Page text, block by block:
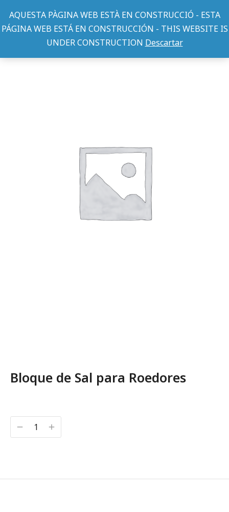
AQUESTA PÀGINA WEB ESTÀ EN CONSTRUCCIÓ - ESTA
PÁGINA WEB ESTÁ EN CONSTRUCCIÓN - THIS WEBSITE IS
UNDER CONSTRUCTION Descartar
Bloque de Sal para Roedores